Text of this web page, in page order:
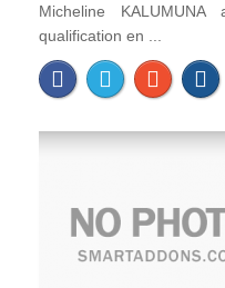
Micheline
qualification en ...